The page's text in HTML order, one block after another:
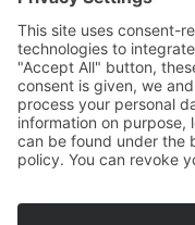
powered by
Berggartenstraße
01277 Dresden
E-Mail: